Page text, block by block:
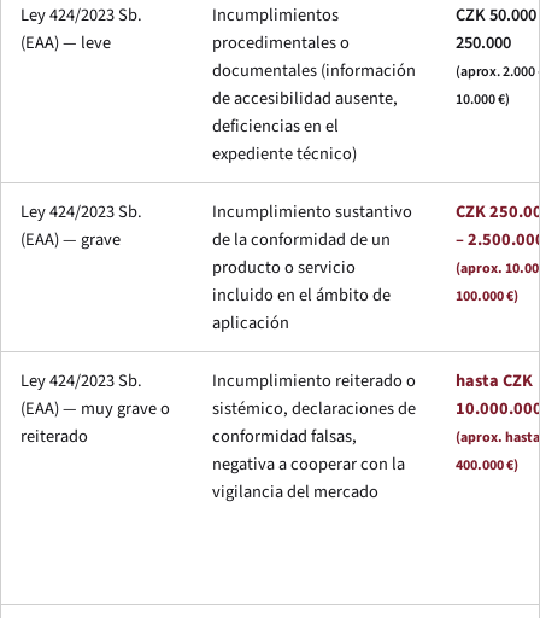
Ley 424/2023 Sb.
(EAA) — leve
Incumplimientos
procedimentales o
documentales (información
de accesibilidad ausente,
deficiencias en el
expediente técnico)
CZK
250.000
(aprox. 2.000
10.000 €)
Ley 424/2023 Sb.
(EAA) — grave
Incumplimiento sustantivo
de la conformidad de un
producto o servicio
incluido en el ámbito de
aplicación
CZK
–
(aprox.
100.000 €)
Ley 424/2023 Sb.
(EAA) — muy grave o
reiterado
Incumplimiento reiterado o
sistémico, declaraciones de
conformidad falsas,
negativa a cooperar con la
vigilancia del mercado
hasta CZK
(aprox. hasta
400.000 €)